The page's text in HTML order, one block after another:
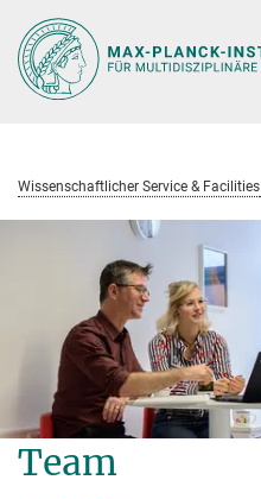
Hauptinhalt
Wissenschaftlicher Service & Facilities
Team